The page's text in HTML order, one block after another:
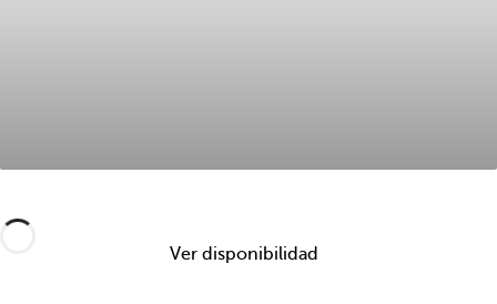
Ver disponibilidad